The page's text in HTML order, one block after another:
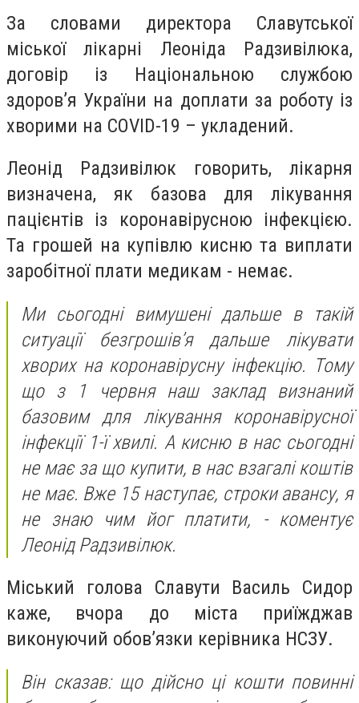
За словами директора Славутської
міської лікарні Леоніда Радзивілюка,
договір із Національною службою
здоров’я України на доплати за роботу із
хворими на COVID-19 – укладений.
Леонід Радзивілюк говорить, лікарня
визначена, як базова для лікування
пацієнтів із коронавірусною інфекцією.
Та грошей на купівлю кисню та виплати
заробітної плати медикам - немає.
Ми сьогодні вимушені дальше в такій
ситуації безгрошів’я дальше лікувати
хворих на коронавірусну інфекцію. Тому
що з 1 червня наш заклад визнаний
базовим для лікування коронавірусної
інфекції 1-ї хвилі. А кисню в нас сьогодні
не має за що купити, в нас взагалі коштів
не має. Вже 15 наступає, строки авансу, я
не знаю чим йог платити, - коментує
Леонід Радзивілюк.
Міський голова Славути Василь Сидор
каже, вчора до міста приїжджав
виконуючий обов’язки керівника НСЗУ.
Він сказав: що дійсно ці кошти повинні